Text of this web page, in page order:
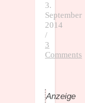
3.
September
2014
/
3
Comments
Anzeige